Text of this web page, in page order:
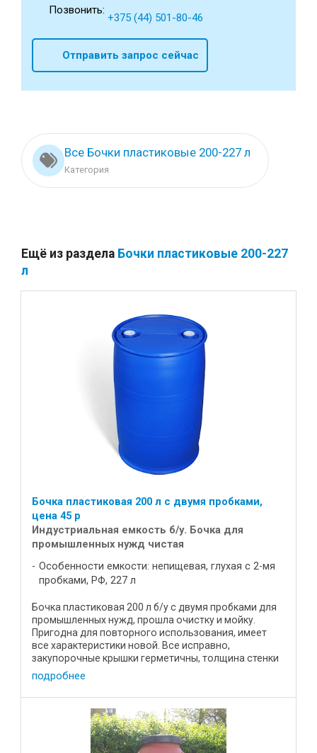
Позвонить:
+375 (44) 501-80-46
Отправить запрос сейчас
Все Бочки пластиковые 200-227 л
Категория
Ещё из раздела Бочки пластиковые 200-227
л
Бочка пластиковая 200 л с двумя пробками,
цена 45 р
Индустриальная емкость б/у. Бочка для
промышленных нужд чистая
Особенности емкости: непищевая, глухая с 2-мя
пробками, РФ, 227 л
Бочка пластиковая 200 л б/у с двумя пробками для
промышленных нужд, прошла очистку и мойку.
Пригодна для повторного использования, имеет
все характеристики новой. Все исправно,
закупорочные крышки герметичны, толщина стенки
как у новой. Так же ...
подробнее